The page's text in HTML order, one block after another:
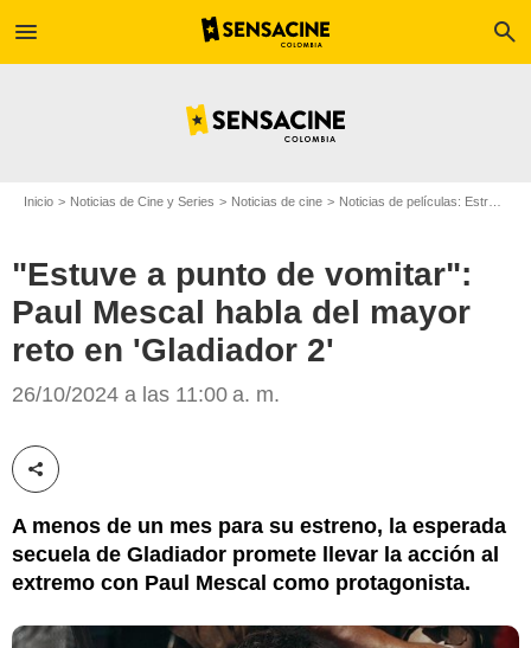
menu search
Inicio Noticias de Cine y Series Noticias de cine Noticias de películas: Estreno de película
"Estuve a punto de vomitar":
Paul Mescal habla del mayor
reto en 'Gladiador 2'
26/10/2024 a las 11:00 a. m.
Compartir esta noticia
A menos de un mes para su estreno, la esperada
secuela de Gladiador promete llevar la acción al
extremo con Paul Mescal como protagonista.
Paramount Pictures